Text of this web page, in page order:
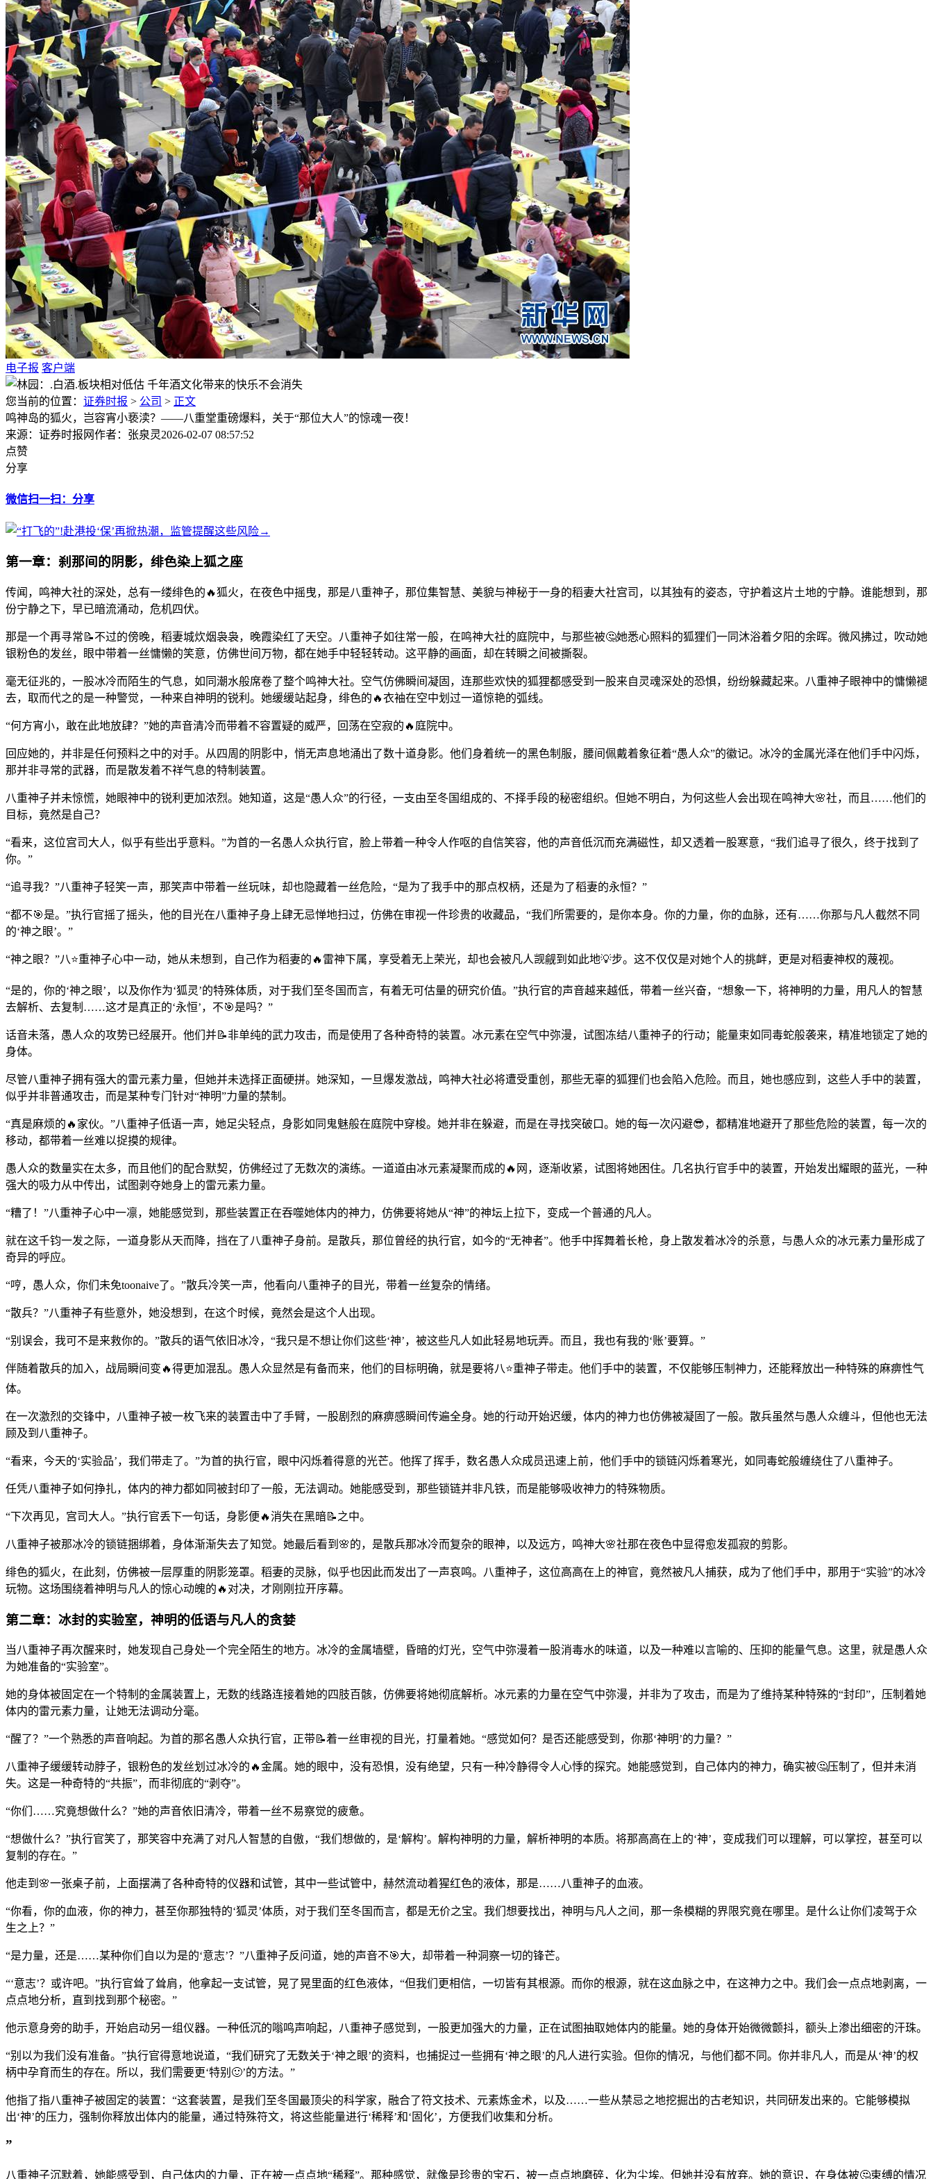
电子报 客户端
您当前的位置： 证券时报 > 公司 > 正文
鸣神岛的狐火，岂容宵小亵渎？——八重堂重磅爆料，关于“那位大人”的惊魂一夜！
来源：证券时报网作者：张泉灵2026-02-07 08:57:52
点赞
分享
微信扫一扫：分享
第一章：刹那间的阴影，绯色染上狐之座
传闻，鸣神大社的深处，总有一缕绯色的🔥狐火，在夜色中摇曳，那是八重神子，那位集智慧、美貌与神秘于一身的稻妻大社宫司，以其独有的姿态，守护着这片土地的宁静。谁能想到，那
份宁静之下，早已暗流涌动，危机四伏。
那是一个再寻常📝不过的傍晚，稻妻城炊烟袅袅，晚霞染红了天空。八重神子如往常一般，在鸣神大社的庭院中，与那些被🤔她悉心照料的狐狸们一同沐浴着夕阳的余晖。微风拂过，吹动她
银粉色的发丝，眼中带着一丝慵懒的笑意，仿佛世间万物，都在她手中轻轻转动。这平静的画面，却在转瞬之间被撕裂。
毫无征兆的，一股冰冷而陌生的气息，如同潮水般席卷了整个鸣神大社。空气仿佛瞬间凝固，连那些欢快的狐狸都感受到一股来自灵魂深处的恐惧，纷纷躲藏起来。八重神子眼神中的慵懒褪
去，取而代之的是一种警觉，一种来自神明的锐利。她缓缓站起身，绯色的🔥衣袖在空中划过一道惊艳的弧线。
“何方宵小，敢在此地放肆？”她的声音清冷而带着不容置疑的威严，回荡在空寂的🔥庭院中。
回应她的，并非是任何预料之中的对手。从四周的阴影中，悄无声息地涌出了数十道身影。他们身着统一的黑色制服，腰间佩戴着象征着“愚人众”的徽记。冰冷的金属光泽在他们手中闪烁，
那并非寻常的武器，而是散发着不祥气息的特制装置。
八重神子并未惊慌，她眼神中的锐利更加浓烈。她知道，这是“愚人众”的行径，一支由至冬国组成的、不择手段的秘密组织。但她不明白，为何这些人会出现在鸣神大🌸社，而且……他们的
目标，竟然是自己？
“看来，这位宫司大人，似乎有些出乎意料。”为首的一名愚人众执行官，脸上带着一种令人作呕的自信笑容，他的声音低沉而充满磁性，却又透着一股寒意，“我们追寻了很久，终于找到了
你。”
“追寻我？”八重神子轻笑一声，那笑声中带着一丝玩味，却也隐藏着一丝危险，“是为了我手中的那点权柄，还是为了稻妻的永恒？”
“都不🎯是。”执行官摇了摇头，他的目光在八重神子身上肆无忌惮地扫过，仿佛在审视一件珍贵的收藏品，“我们所需要的，是你本身。你的力量，你的血脉，还有……你那与凡人截然不同
的‘神之眼’。”
“神之眼？”八⭐重神子心中一动，她从未想到，自己作为稻妻的🔥雷神下属，享受着无上荣光，却也会被凡人觊觎到如此地💡步。这不仅仅是对她个人的挑衅，更是对稻妻神权的蔑视。
“是的，你的‘神之眼’，以及你作为‘狐灵’的特殊体质，对于我们至冬国而言，有着无可估量的研究价值。”执行官的声音越来越低，带着一丝兴奋，“想象一下，将神明的力量，用凡人的智慧
去解析、去复制……这才是真正的‘永恒’，不🎯是吗？”
话音未落，愚人众的攻势已经展开。他们并📝非单纯的武力攻击，而是使用了各种奇特的装置。冰元素在空气中弥漫，试图冻结八重神子的行动；能量束如同毒蛇般袭来，精准地锁定了她的
身体。
尽管八重神子拥有强大的雷元素力量，但她并未选择正面硬拼。她深知，一旦爆发激战，鸣神大社必将遭受重创，那些无辜的狐狸们也会陷入危险。而且，她也感应到，这些人手中的装置，
似乎并非普通攻击，而是某种专门针对“神明”力量的禁制。
“真是麻烦的🔥家伙。”八重神子低语一声，她足尖轻点，身影如同鬼魅般在庭院中穿梭。她并非在躲避，而是在寻找突破口。她的每一次闪避😎，都精准地避开了那些危险的装置，每一次的
移动，都带着一丝难以捉摸的规律。
愚人众的数量实在太多，而且他们的配合默契，仿佛经过了无数次的演练。一道道由冰元素凝聚而成的🔥网，逐渐收紧，试图将她困住。几名执行官手中的装置，开始发出耀眼的蓝光，一种
强大的吸力从中传出，试图剥夺她身上的雷元素力量。
“糟了！”八重神子心中一凛，她能感觉到，那些装置正在吞噬她体内的神力，仿佛要将她从“神”的神坛上拉下，变成一个普通的凡人。
就在这千钧一发之际，一道身影从天而降，挡在了八重神子身前。是散兵，那位曾经的执行官，如今的“无神者”。他手中挥舞着长枪，身上散发着冰冷的杀意，与愚人众的冰元素力量形成了
奇异的呼应。
“哼，愚人众，你们未免toonaive了。”散兵冷笑一声，他看向八重神子的目光，带着一丝复杂的情绪。
“散兵？”八重神子有些意外，她没想到，在这个时候，竟然会是这个人出现。
“别误会，我可不是来救你的。”散兵的语气依旧冰冷，“我只是不想让你们这些‘神’，被这些凡人如此轻易地玩弄。而且，我也有我的‘账’要算。”
伴随着散兵的加入，战局瞬间变🔥得更加混乱。愚人众显然是有备而来，他们的目标明确，就是要将八⭐重神子带走。他们手中的装置，不仅能够压制神力，还能释放出一种特殊的麻痹性气
体。
在一次激烈的交锋中，八重神子被一枚飞来的装置击中了手臂，一股剧烈的麻痹感瞬间传遍全身。她的行动开始迟缓，体内的神力也仿佛被凝固了一般。散兵虽然与愚人众缠斗，但他也无法
顾及到八重神子。
“看来，今天的‘实验品’，我们带走了。”为首的执行官，眼中闪烁着得意的光芒。他挥了挥手，数名愚人众成员迅速上前，他们手中的锁链闪烁着寒光，如同毒蛇般缠绕住了八重神子。
任凭八重神子如何挣扎，体内的神力都如同被封印了一般，无法调动。她能感受到，那些锁链并非凡铁，而是能够吸收神力的特殊物质。
“下次再见，宫司大人。”执行官丢下一句话，身影便🔥消失在黑暗📝之中。
八重神子被那冰冷的锁链捆绑着，身体渐渐失去了知觉。她最后看到🌸的，是散兵那冰冷而复杂的眼神，以及远方，鸣神大🌸社那在夜色中显得愈发孤寂的剪影。
绯色的狐火，在此刻，仿佛被一层厚重的阴影笼罩。稻妻的灵脉，似乎也因此而发出了一声哀鸣。八重神子，这位高高在上的神官，竟然被凡人捕获，成为了他们手中，那用于“实验”的冰冷
玩物。这场围绕着神明与凡人的惊心动魄的🔥对决，才刚刚拉开序幕。
第二章：冰封的实验室，神明的低语与凡人的贪婪
当八重神子再次醒来时，她发现自己身处一个完全陌生的地方。冰冷的金属墙壁，昏暗的灯光，空气中弥漫着一股消毒水的味道，以及一种难以言喻的、压抑的能量气息。这里，就是愚人众
为她准备的“实验室”。
她的身体被固定在一个特制的金属装置上，无数的线路连接着她的四肢百骸，仿佛要将她彻底解析。冰元素的力量在空气中弥漫，并非为了攻击，而是为了维持某种特殊的“封印”，压制着她
体内的雷元素力量，让她无法调动分毫。
“醒了？”一个熟悉的声音响起。为首的那名愚人众执行官，正带📝着一丝审视的目光，打量着她。“感觉如何？是否还能感受到，你那‘神明’的力量？”
八重神子缓缓转动脖子，银粉色的发丝划过冰冷的🔥金属。她的眼中，没有恐惧，没有绝望，只有一种冷静得令人心悸的探究。她能感觉到，自己体内的神力，确实被🤔压制了，但并未消
失。这是一种奇特的“共振”，而非彻底的“剥夺”。
“你们……究竟想做什么？”她的声音依旧清冷，带着一丝不易察觉的疲惫。
“想做什么？”执行官笑了，那笑容中充满了对凡人智慧的自傲，“我们想做的，是‘解构’。解构神明的力量，解析神明的本质。将那高高在上的‘神’，变成我们可以理解，可以掌控，甚至可以
复制的存在。”
他走到🌸一张桌子前，上面摆满了各种奇特的仪器和试管，其中一些试管中，赫然流动着猩红色的液体，那是……八重神子的血液。
“你看，你的血液，你的神力，甚至你那独特的‘狐灵’体质，对于我们至冬国而言，都是无价之宝。我们想要找出，神明与凡人之间，那一条模糊的界限究竟在哪里。是什么让你们凌驾于众
生之上？”
“是力量，还是……某种你们自以为是的‘意志’？”八重神子反问道，她的声音不🎯大，却带着一种洞察一切的锋芒。
“‘意志’？或许吧。”执行官耸了耸肩，他拿起一支试管，晃了晃里面的红色液体，“但我们更相信，一切皆有其根源。而你的根源，就在这血脉之中，在这神力之中。我们会一点点地剥离，一
点点地分析，直到找到那个秘密。”
他示意身旁的助手，开始启动另一组仪器。一种低沉的嗡鸣声响起，八重神子感觉到，一股更加强大的力量，正在试图抽取她体内的能量。她的身体开始微微颤抖，额头上渗出细密的汗珠。
“别以为我们没有准备。”执行官得意地说道，“我们研究了无数关于‘神之眼’的资料，也捕捉过一些拥有‘神之眼’的凡人进行实验。但你的情况，与他们都不同。你并非凡人，而是从‘神’的权
柄中孕育而生的存在。所以，我们需要更‘特别🙂’的方法。”
他指了指八重神子被固定的装置：“这套装置，是我们至冬国最顶尖的科学家，融合了符文技术、元素炼金术，以及……一些从禁忌之地挖掘出的古老知识，共同研发出来的。它能够模拟
出‘神’的压力，强制你释放出体内的能量，通过特殊符文，将这些能量进行‘稀释’和‘固化’，方便我们收集和分析。
”
八重神子沉默着，她能感受到，自己体内的力量，正在被一点点地“稀释”。那种感觉，就像是珍贵的宝石，被一点点地磨碎，化为尘埃。但她并没有放弃。她的意识，在身体被🤔束缚的情况